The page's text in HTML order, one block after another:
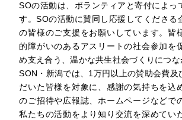
SOの活動は、ボランティアと寄付によっ
す。SOの活動に賛同し応援してくださる
の皆様のご支援をお願いしています。皆
的障がいのあるアスリートの社会参加を
め支え合う、温かな共生社会づくりにつな
SON・新潟では、1万円以上の賛助会費及
だいた皆様を対象に、感謝の気持ちを込
のご招待や広報誌、ホームページなどで
私たちの活動をより知り交流を深めてい